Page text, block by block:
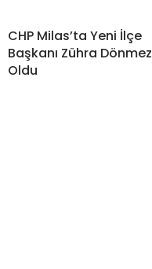
CHP Milas’ta Yeni İlçe
Başkanı Zühra Dönmez
Oldu